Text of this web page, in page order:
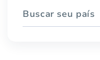
Buscar seu país